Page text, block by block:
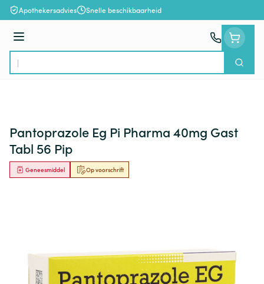
Ga naar de inhoud
Apothekersadvies Snelle beschikbaarheid
Menu
Product, merk, categorie...
Zoek
Pantoprazole Eg Pi Pharma 40mg Gast
Tabl 56 Pip
Op voorschrift
Geneesmiddel